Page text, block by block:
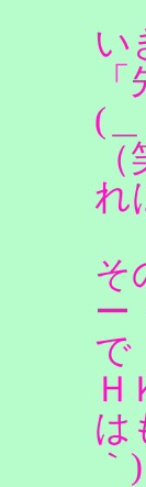
い
(
れ
そ
ー
で
は